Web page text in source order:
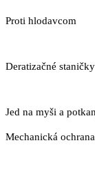
Proti hlodavcom
Deratizačné staničky
Jed na myši a
Mechanická